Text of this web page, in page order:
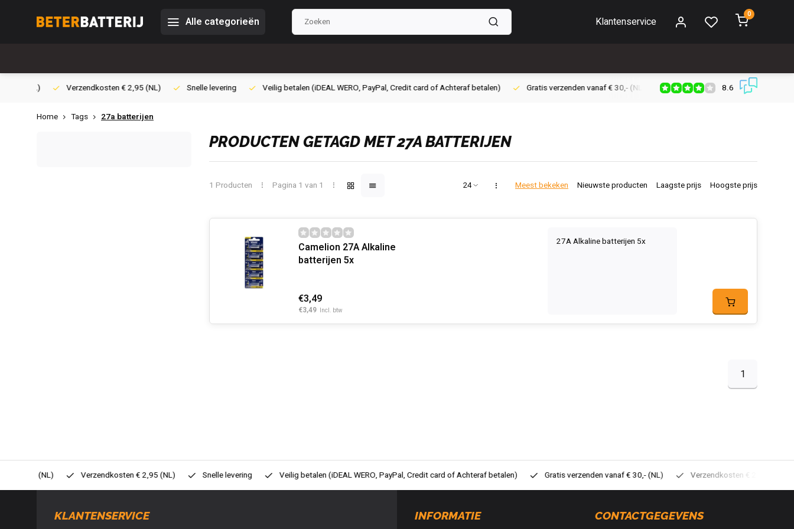
Alle categorieën Klantenservice
0
Verzendkosten € 2,95 (NL) Snelle levering Veilig betalen (iDEAL WERO, PayPal, Credit card of Achteraf betalen) Gratis verzenden vanaf € 30,- (NL) Verzendkosten € 2,95 (NL)
8.6
Home Tags 27a batterijen
PRODUCTEN GETAGD MET 27A BATTERIJEN
1 Producten Pagina 1 van 1 Meest bekeken Nieuwste producten Laagste prijs Hoogste prijs
Camelion 27A Alkaline
batterijen 5x
€3,49
€3,49 Incl. btw
27A Alkaline batterijen 5x
1
Verzendkosten € 2,95 (NL) Snelle levering Veilig betalen (iDEAL WERO, PayPal, Credit card of Achteraf betalen) Gratis verzenden vanaf € 30,- (NL) Verzendkosten € 2,95 (NL)
KLANTENSERVICE INFORMATIE CONTACTGEGEVENS